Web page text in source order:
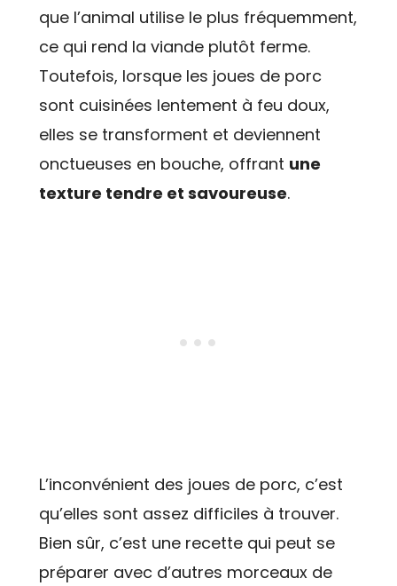
que l’animal utilise le plus fréquemment,
ce qui rend la viande plutôt ferme.
Toutefois, lorsque les joues de porc
sont cuisinées lentement à feu doux,
elles se transforment et deviennent
onctueuses en bouche, offrant une
texture tendre et savoureuse.
L’inconvénient des joues de porc, c’est
qu’elles sont assez difficiles à trouver.
Bien sûr, c’est une recette qui peut se
préparer avec d’autres morceaux de